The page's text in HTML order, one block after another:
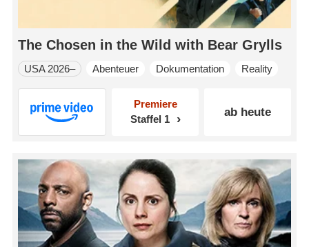
The Chosen in the Wild with Bear Grylls
USA 2026– Abenteuer Dokumentation Reality
Premiere
Staffel 1
ab heute